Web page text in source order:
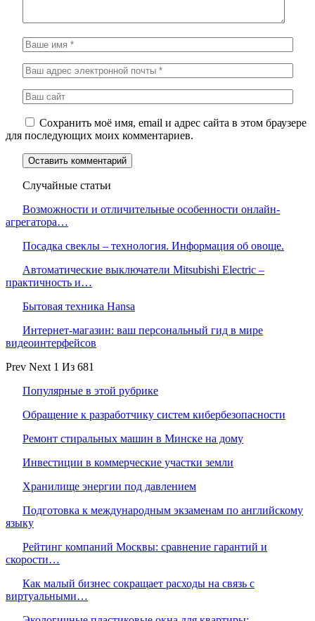
Сохранить моё имя, email и адрес сайта в этом браузере
для последующих моих комментариев.
Случайные статьи
Возможности и отличительные особенности онлайн-
агрегатора…
Посадка свеклы – технология. Информация об овоще.
Автоматические выключатели Mitsubishi Electric –
практичность и…
Бытовая техника Hansa
Интернет-магазин: ваш персональный гид в мире
видеоинтерфейсов
Prev Next 1 Из 681
Популярные в этой рубрике
Обращение к разработчику систем кибербезопасности
Ремонт стиральных машин в Минске на дому
Инвестиции в коммерческие участки земли
Хранилище энергии под давлением
Подготовка к международным экзаменам по английскому
языку
Рейтинг компаний Москвы: сравнение гарантий и
скорости…
Как малый бизнес сокращает расходы на связь с
виртуальными…